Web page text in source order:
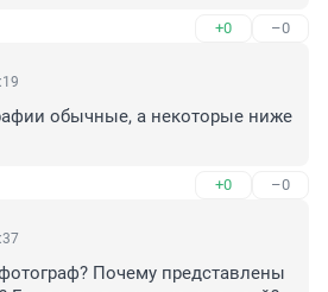
+0 –0
обычные, а некоторые ниже
+0 –0
Почему представлены